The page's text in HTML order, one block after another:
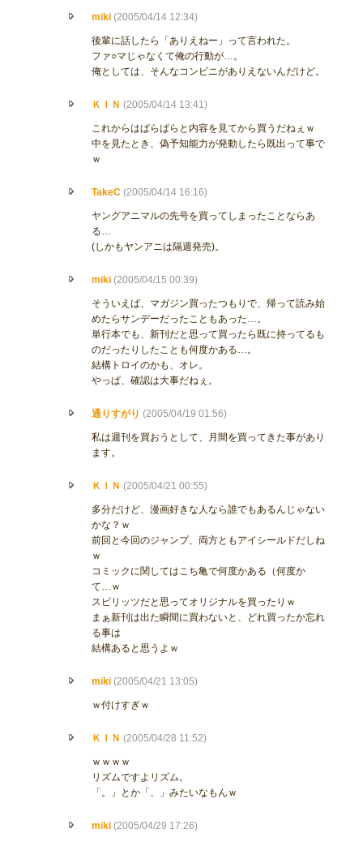
miki (2005/04/14 12:34)
後輩に話したら「ありえねー」って言われた。
ファ○マじゃなくて俺の行動が…。
俺としては、そんなコンビニがありえないんだけど。
ＫＩＮ (2005/04/14 13:41)
これからはぱらぱらと内容を見てから買うだねぇｗ
中を見たとき、偽予知能力が発動したら既出って事で
ｗ
TakeC (2005/04/14 16:16)
ヤングアニマルの先号を買ってしまったことならあ
る…
(しかもヤンアニは隔週発売)。
miki (2005/04/15 00:39)
そういえば、マガジン買ったつもりで、帰って読み始
めたらサンデーだったこともあった…。
単行本でも、新刊だと思って買ったら既に持ってるも
のだったりしたことも何度かある…。
結構トロイのかも、オレ。
やっぱ、確認は大事だねぇ。
通りすがり (2005/04/19 01:56)
私は週刊を買おうとして、月間を買ってきた事があり
ます。
ＫＩＮ (2005/04/21 00:55)
多分だけど、漫画好きな人なら誰でもあるんじゃない
かな？ｗ
前回と今回のジャンプ、両方ともアイシールドだしね
ｗ
コミックに関してはこち亀で何度かある（何度か
て…ｗ
スピリッツだと思ってオリジナルを買ったりｗ
まぁ新刊は出た瞬間に買わないと、どれ買ったか忘れ
る事は
結構あると思うよｗ
miki (2005/04/21 13:05)
ｗ付けすぎｗ
ＫＩＮ (2005/04/28 11:52)
ｗｗｗｗ
リズムですよリズム。
「。」とか「、」みたいなもんｗ
miki (2005/04/29 17:26)